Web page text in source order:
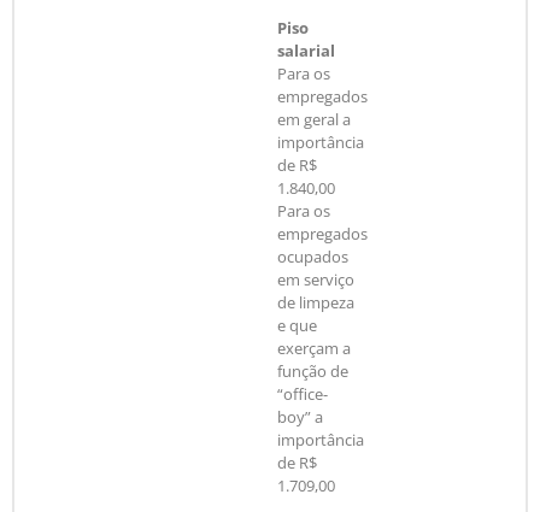
Piso
salarial
Para os
empregados
em geral a
importância
de R$
1.840,00
Para os
empregados
ocupados
em serviço
de limpeza
e que
exerçam a
função de
“office-
boy” a
importância
de R$
1.709,00